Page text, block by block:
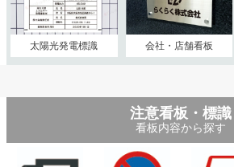
太陽光発電標識 会社・店舗看板
注意看板・標識
看板内容から探す